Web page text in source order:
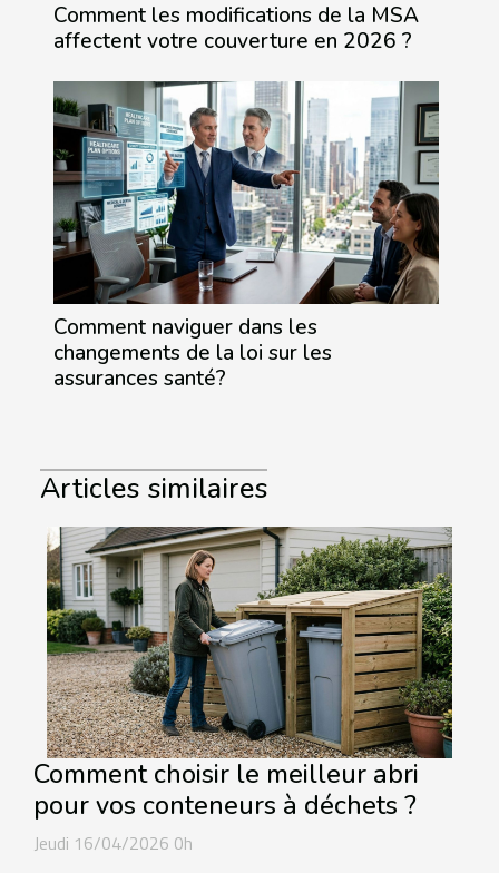
Comment les modifications de la MSA
affectent votre couverture en 2026 ?
Comment naviguer dans les
changements de la loi sur les
assurances santé?
Articles similaires
Comment choisir le meilleur abri
pour vos conteneurs à déchets ?
Jeudi 16/04/2026 0h